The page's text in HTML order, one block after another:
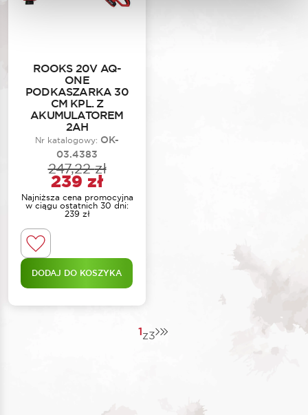
ROOKS 20V AQ-
ONE
PODKASZARKA 30
CM KPL. Z
AKUMULATOREM
2AH
Nr katalogowy: OK-
03.4383
247,22zł
Pierwotna cena wynosiła:
239zł
Aktualna cena wynosi: 239
Najniższa cena promocyjna
w ciągu ostatnich 30 dni:
239 zł
DODAJ DO KOSZYKA
1z3